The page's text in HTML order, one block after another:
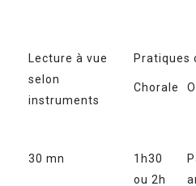
Lecture à vue
selon
instruments
Pratiques
Chorale
30 mn
1h30
ou 2h